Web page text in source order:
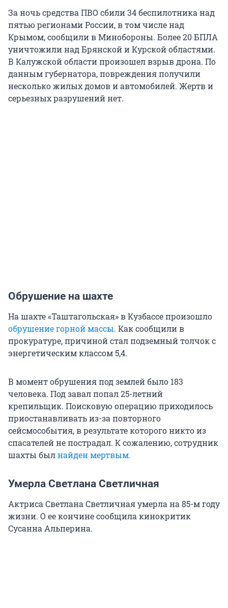
За ночь средства ПВО сбили 34 беспилотника над
пятью регионами России, в том числе над
Крымом, сообщили в Минобороны. Более 20 БПЛА
уничтожили над Брянской и Курской областями.
В Калужской области произошел взрыв дрона. По
данным губернатора, повреждения получили
несколько жилых домов и автомобилей. Жертв и
серьезных разрушений нет.
Обрушение на шахте
На шахте «Таштагольская» в Кузбассе произошло
обрушение горной массы. Как сообщили в
прокуратуре, причиной стал подземный толчок с
энергетическим классом 5,4.
В момент обрушения под землей было 183
человека. Под завал попал 25-летний
крепильщик. Поисковую операцию приходилось
приостанавливать из-за повторного
сейсмособытия, в результате которого никто из
спасателей не пострадал. К сожалению, сотрудник
шахты былнайден мертвым.
Умерла Светлана Светличная
Актриса Светлана Светличная умерла на 85-м году
жизни. О ее кончине сообщила кинокритик
Сусанна Альперина.